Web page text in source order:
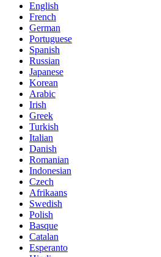
English
French
German
Portuguese
Spanish
Russian
Japanese
Korean
Arabic
Irish
Greek
Turkish
Italian
Danish
Romanian
Indonesian
Czech
Afrikaans
Swedish
Polish
Basque
Catalan
Esperanto